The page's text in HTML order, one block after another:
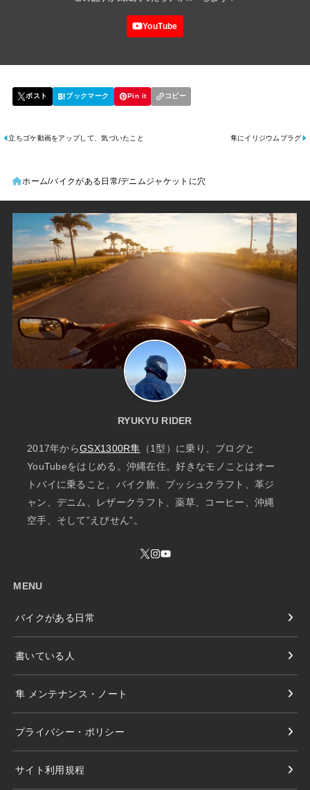
隼にイリジウムプラグ
立ちゴケ動画をアップして、気づいたこと
ホーム バイクがある日常 デニムジャケットに穴
RYUKYU RIDER
2017年からGSX1300R隼 （1型）に乗り、ブログと
YouTubeをはじめる。沖縄在住。好きなモノことはオー
トバイに乗ること、バイク旅、ブッシュクラフト、革ジ
ャン、デニム、レザークラフト、薬草、コーヒー、沖縄
空手、そして”えびせん”。
MENU
バイクがある日常
書いている人
隼 メンテナンス・ノート
プライバシー・ポリシー
サイト利用規程